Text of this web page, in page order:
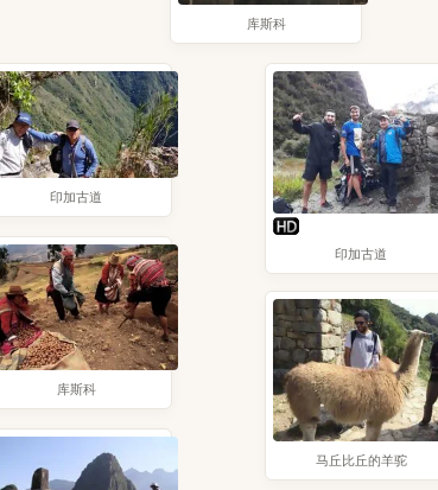
库斯科
印加古道
印加古道
库斯科
马丘比丘的羊驼